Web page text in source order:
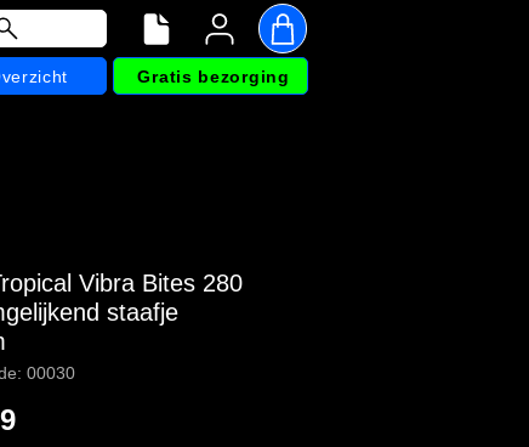
Gratis bezorging
Vibra Bites 280
staafje
00030
Prijs